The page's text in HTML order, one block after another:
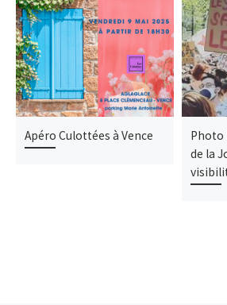
Apéro Culottées à Vence
Photo
de la